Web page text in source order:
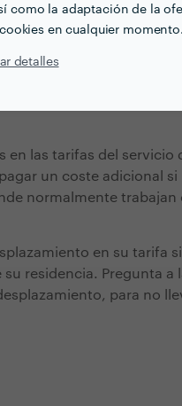
como la adaptación de la
en cualquier momento.
detalles
afilados, ollas,
es un servicio que
en las tarifas del servicio
un coste adicional si
normalmente trabajan
en su tarifa
residencia. Pregunta a
para no